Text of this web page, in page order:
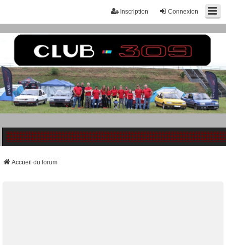
Connexion
Inscription
Accueil du forum